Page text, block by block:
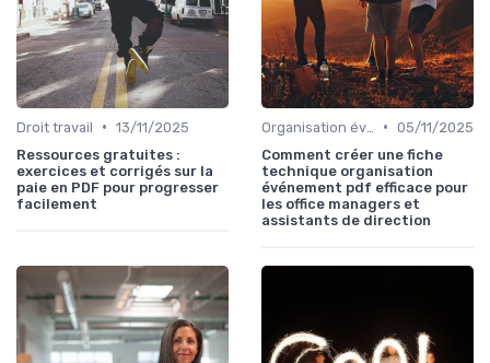
Droit travail • 13/11/2025
Ressources gratuites :
exercices et corrigés sur la
paie en PDF pour progresser
facilement
• 05/11/2025
Comment créer une fiche
technique organisation
événement pdf efficace pour
les office managers et
assistants de direction